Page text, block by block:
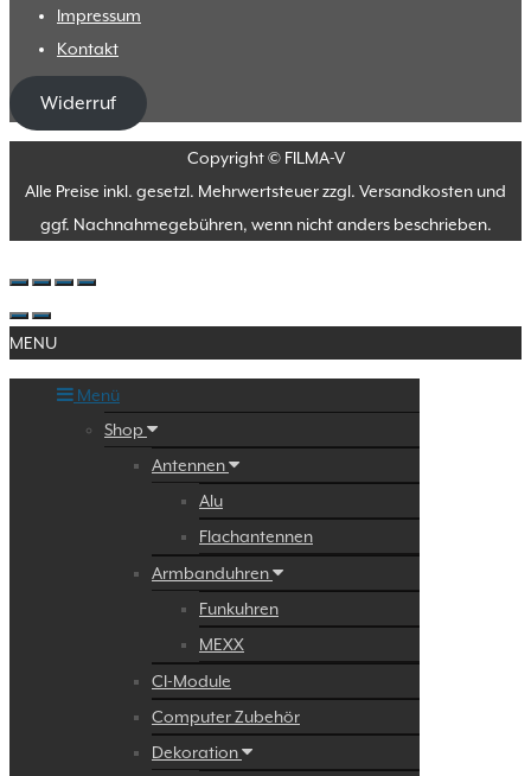
Impressum
Kontakt
Widerruf
Copyright © FILMA-V
Alle Preise inkl. gesetzl. Mehrwertsteuer zzgl. Versandkosten und
ggf. Nachnahmegebühren, wenn nicht anders beschrieben.
MENU
Menü
Shop
Antennen
Alu
Flachantennen
Armbanduhren
Funkuhren
MEXX
CI-Module
Computer Zubehör
Dekoration